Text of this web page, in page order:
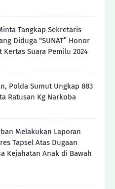
Tangkap Sekretaris
Diduga “SUNAT” Honor
Kertas Suara Pemilu 2024
Polda Sumut Ungkap 883
Ratusan Kg Narkoba
Melakukan Laporan
Tapsel Atas Dugaan
Kejahatan Anak di Bawah